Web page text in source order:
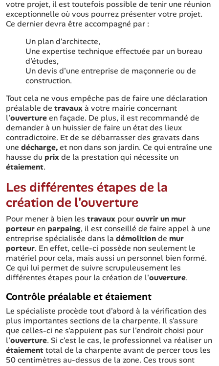
votre projet, il est toutefois possible de tenir une réunion
exceptionnelle où vous pourrez présenter votre projet.
Ce dernier devra être accompagné par :
Un plan d'architecte,
Une expertise technique effectuée par un bureau
d'études,
Un devis d'une entreprise de maçonnerie ou de
construction.
Tout cela ne vous empêche pas de faire une déclaration
préalable de travauxà votre mairie concernant
l'ouvertureen façade. De plus, il est recommandé de
demander à un huissier de faire un état des lieux
contradictoire. Et de se débarrasser des gravats dans
une décharge,et non dans son jardin. Ce qui entraîne une
hausse du prixde la prestation qui nécessite un
étaiement.
Les différentes étapes de la
création de l'ouverture
Pour mener à bien les travaux pourouvrir un mur
porteuren parpaing, il est conseillé de faire appel à une
entreprise spécialisée dans la démolitionde mur
porteur. En effet, celle-ci possède non seulement le
matériel pour cela, mais aussi un personnel bien formé.
Ce qui lui permet de suivre scrupuleusement les
différentes étapes pour la création de l'ouverture.
Contrôle préalable et étaiement
Le spécialiste procède tout d'abord à la vérification des
plus importantes sections de la charpente. Il s'assure
que celles-ci ne s'appuient pas sur l'endroit choisi pour
l'ouverture. Si c'est le cas, le professionnel va réaliser un
étaiementtotal de la charpente avant de percer tous les
50 centimètres au-dessus de la zone. Ces trous sont